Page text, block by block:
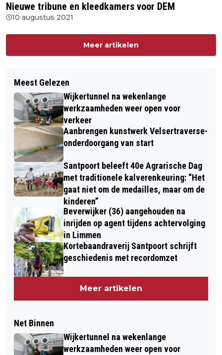
Nieuwe tribune en kleedkamers voor DEM
10 augustus 2021
Meer artikelen
Meest Gelezen
Wijkertunnel na wekenlange
werkzaamheden weer open voor
verkeer
Aanbrengen kunstwerk Velsertraverse-
onderdoorgang van start
Santpoort beleeft 40e Agrarische Dag
met traditionele kalverenkeuring: “Het
gaat niet om de medailles, maar om de
kinderen”
Beverwijker (36) aangehouden na
inrijden op agent tijdens achtervolging
in Limmen
Kortebaandraverij Santpoort schrijft
geschiedenis met recordomzet
Meer artikelen
Net Binnen
Wijkertunnel na wekenlange
werkzaamheden weer open voor